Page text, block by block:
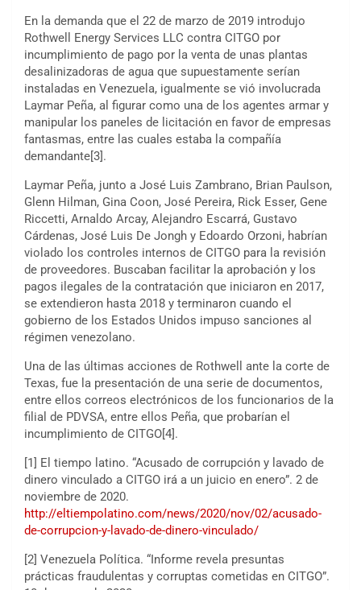
En la demanda que el 22 de marzo de 2019 introdujo
Rothwell Energy Services LLC contra CITGO por
incumplimiento de pago por la venta de unas plantas
desalinizadoras de agua que supuestamente serían
instaladas en Venezuela, igualmente se vió involucrada
Laymar Peña, al figurar como una de los agentes armar y
manipular los paneles de licitación en favor de empresas
fantasmas, entre las cuales estaba la compañía
demandante[3].
Laymar Peña, junto a José Luis Zambrano, Brian Paulson,
Glenn Hilman, Gina Coon, José Pereira, Rick Esser, Gene
Riccetti, Arnaldo Arcay, Alejandro Escarrá, Gustavo
Cárdenas, José Luis De Jongh y Edoardo Orzoni, habrían
violado los controles internos de CITGO para la revisión
de proveedores. Buscaban facilitar la aprobación y los
pagos ilegales de la contratación que iniciaron en 2017,
se extendieron hasta 2018 y terminaron cuando el
gobierno de los Estados Unidos impuso sanciones al
régimen venezolano.
Una de las últimas acciones de Rothwell ante la corte de
Texas, fue la presentación de una serie de documentos,
entre ellos correos electrónicos de los funcionarios de la
filial de PDVSA, entre ellos Peña, que probarían el
incumplimiento de CITGO[4].
[1] El tiempo latino. “Acusado de corrupción y lavado de
dinero vinculado a CITGO irá a un juicio en enero”. 2 de
noviembre de 2020.
http://eltiempolatino.com/news/2020/nov/02/acusado-
de-corrupcion-y-lavado-de-dinero-vinculado/
[2] Venezuela Política. “Informe revela presuntas
prácticas fraudulentas y corruptas cometidas en CITGO”.